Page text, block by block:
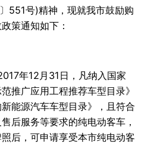
551号)精神，现就我市鼓励购
策通知如下：
年12月31日，凡纳入国家
推广应用工程推荐车型目录》
能源汽车车型目录》，且符合
后服务等要求的纯电动客车，
后，可申请享受本市纯电动客